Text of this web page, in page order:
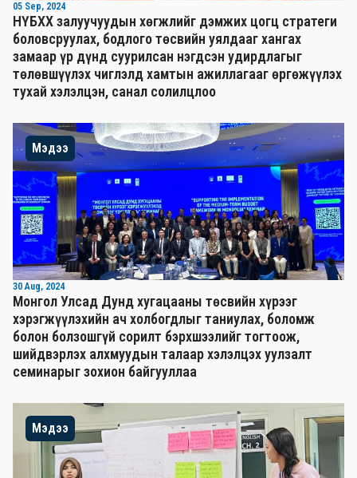
05 Sep, 2024
НҮБХХ залуучуудын хөгжлийг дэмжих цогц стратеги
боловсруулах, бодлого төсвийн уялдааг хангах
замаар үр дүнд суурилсан нэгдсэн удирдлагыг
төлөвшүүлэх чиглэлд хамтын ажиллагааг өргөжүүлэх
тухай хэлэлцэн, санал солилцлоо
Мэдээ
30 Aug, 2024
Монгол Улсад Дунд хугацааны төсвийн хүрээг
хэрэгжүүлэхийн ач холбогдлыг таниулах, боломж
болон болзошгүй сорилт бэрхшээлийг тогтоож,
шийдвэрлэх алхмуудын талаар хэлэлцэх уулзалт
семинарыг зохион байгууллаа
Мэдээ